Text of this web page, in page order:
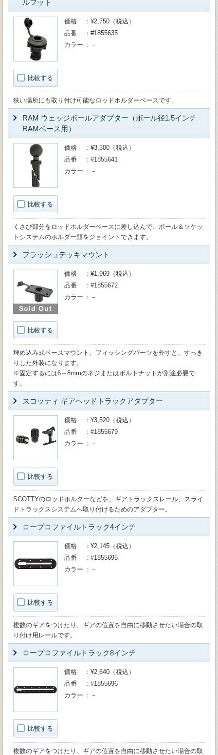
ルフット
比較する
価格
¥2,750（税込）
品番
#1855635
カラー
－
狭い場所にも取り付け可能なロッドホルダーベースです。
RAM ウェッジボールアダプター（ボール径1.5インチ
RAMベース用）
比較する
価格
¥3,300（税込）
品番
#1855641
カラー
－
くさび部分をロッドホルダーベースに差し込んで、ボール＆ソケッ
トシステムのホルダー類をジョイントできます。
フラッシュデッキマウント
Sold Out
比較する
価格
¥1,969（税込）
品番
#1855672
カラー
－
埋め込み式ベースマウント。フィッシングパーツを外すと、すっき
りした外装になります。
※固定するには6～8mmのネジまたはボルトナットが別途必要で
す。
スコッティ ギアヘッドトラックアダプター
比較する
価格
¥3,520（税込）
品番
#1855679
カラー
－
SCOTTYのロッドホルダーなどを、ギアトラックスレール、スライ
ドトラックスシステムへ取り付けるためのアダプター。
ロープロファイルトラック4インチ
比較する
価格
¥2,145（税込）
品番
#1855695
カラー
－
複数のギアをつけたり、ギアの位置を自由に移動させたい場合の取
り付け用レールです。
ロープロファイルトラック8インチ
比較する
価格
¥2,640（税込）
品番
#1855696
カラー
－
複数のギアをつけたり、ギアの位置を自由に移動させたい場合の取